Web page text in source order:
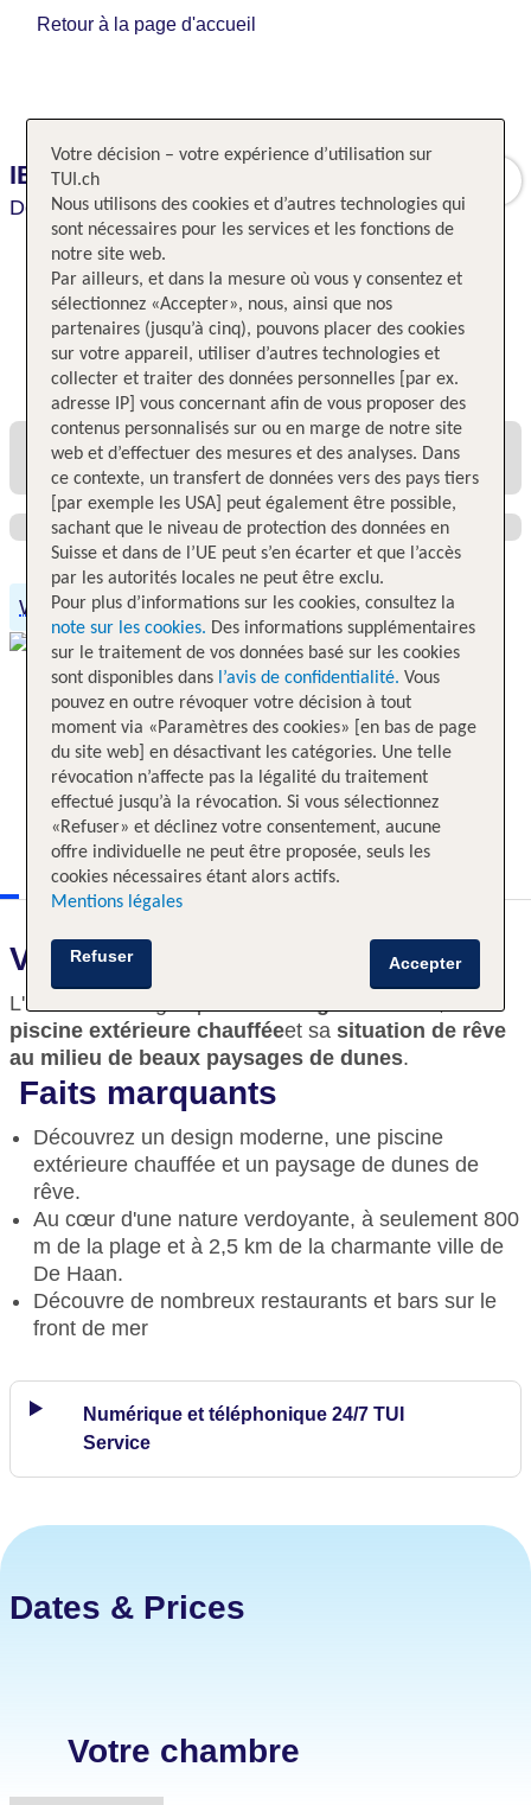
Retour à la page d'accueil
IBIS Hotel De Haan
De Haan,Belgique,Belgique
Toutes les offres et tous les prix
Wi-Fi gratuit
Voici ce qui vous attend
L'hôtel se distingue par son
piscine extérieure chaufféeet sa situation de rêve
au milieu de beaux paysages de dunes.
Faits marquants
Découvrez un design moderne, une piscine
extérieure chauffée et un paysage de dunes de
rêve.
Au cœur d'une nature verdoyante, à seulement 800
m de la plage et à 2,5 km de la charmante ville de
De Haan.
Découvre de nombreux restaurants et bars sur le
front de mer
Numérique et téléphonique 24/7 TUI
Service
Dates & Prices
Votre chambre
Votre décision – votre expérience d’utilisation sur
TUI.ch
Nous utilisons des cookies et d’autres technologies qui
sont nécessaires pour les services et les fonctions de
notre site web.
Par ailleurs, et dans la mesure où vous y consentez et
sélectionnez «Accepter», nous, ainsi que nos
partenaires (jusqu’à cinq), pouvons placer des cookies
sur votre appareil, utiliser d’autres technologies et
collecter et traiter des données personnelles [par ex.
adresse IP] vous concernant afin de vous proposer des
contenus personnalisés sur ou en marge de notre site
web et d’effectuer des mesures et des analyses. Dans
ce contexte, un transfert de données vers des pays tiers
[par exemple les USA] peut également être possible,
sachant que le niveau de protection des données en
Suisse et dans de l’UE peut s’en écarter et que l’accès
par les autorités locales ne peut être exclu.
Pour plus d’informations sur les cookies, consultez la
note sur les cookies. Des informations supplémentaires
sur le traitement de vos données basé sur les cookies
sont disponibles dans l’avis de confidentialité. Vous
pouvez en outre révoquer votre décision à tout
moment via «Paramètres des cookies» [en bas de page
du site web] en désactivant les catégories. Une telle
révocation n’affecte pas la légalité du traitement
effectué jusqu’à la révocation. Si vous sélectionnez
«Refuser» et déclinez votre consentement, aucune
offre individuelle ne peut être proposée, seuls les
cookies nécessaires étant alors actifs.
Mentions légales
Accepter
Refuser